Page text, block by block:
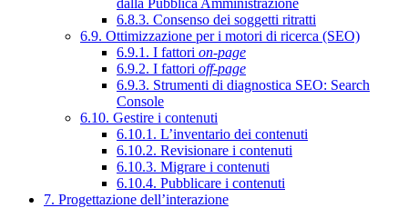
6.8.3. Consenso dei soggetti ritratti
6.9. Ottimizzazione per i motori di ricerca (SEO)
6.9.1. I fattori on-page
6.9.2. I fattori off-page
6.9.3. Strumenti di diagnostica SEO: Search
Console
6.10. Gestire i contenuti
6.10.1. L’inventario dei contenuti
6.10.2. Revisionare i contenuti
6.10.3. Migrare i contenuti
6.10.4. Pubblicare i contenuti
7. Progettazione dell’interazione